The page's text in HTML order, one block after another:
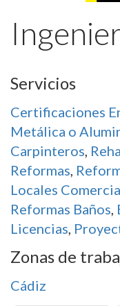
Servicios
Certificaciones
Metálica o
Carpinteros,
Reformas,
Locales
Reformas Baños,
Licencias,
Zonas de
Cádiz